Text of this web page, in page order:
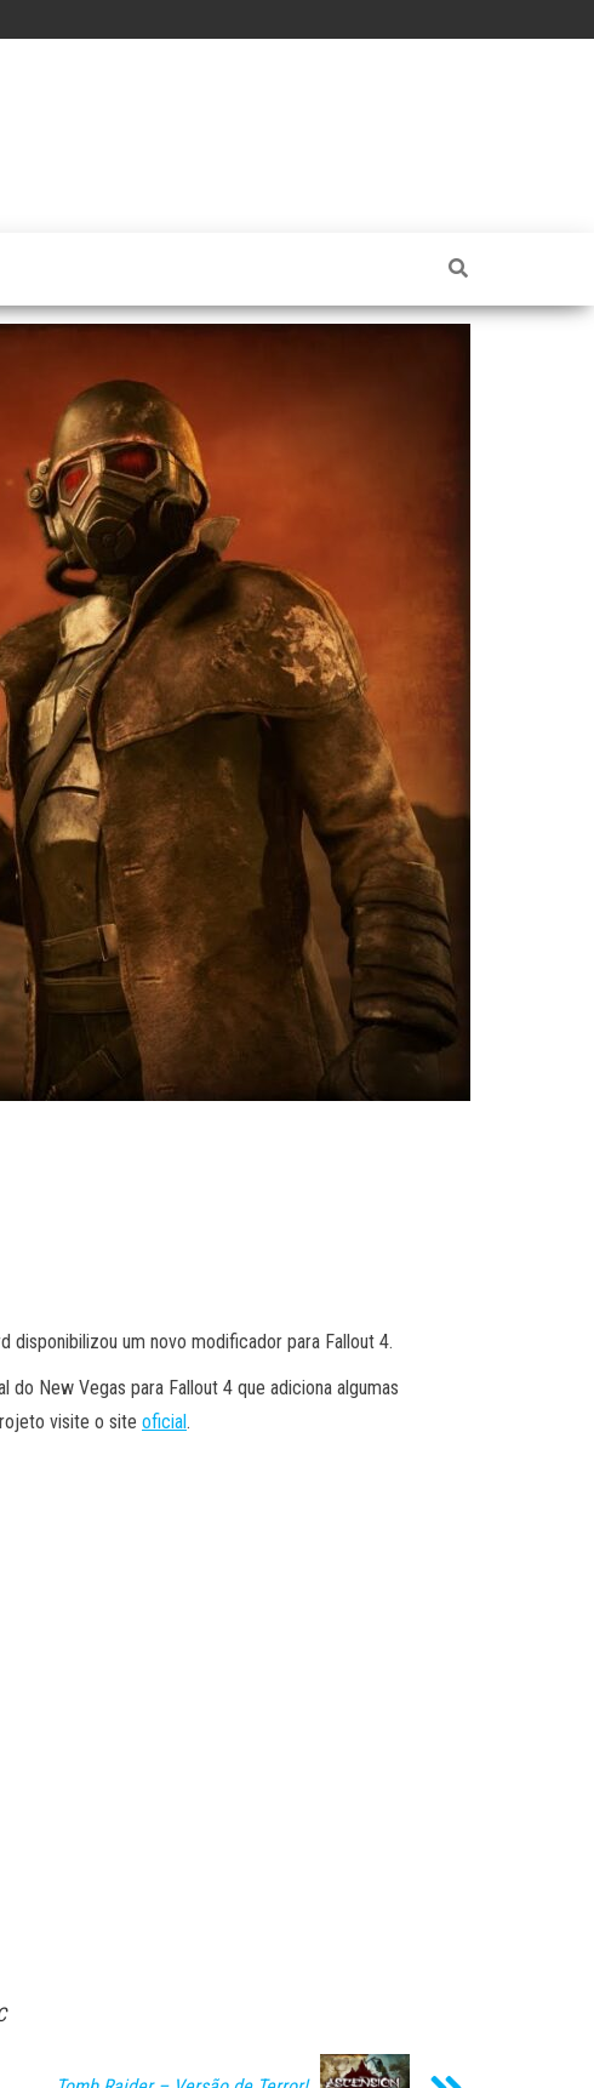
disponibilizou um novo modificador para Fallout 4.
New Vegas para Fallout 4 que adiciona algumas
visite o site oficial.